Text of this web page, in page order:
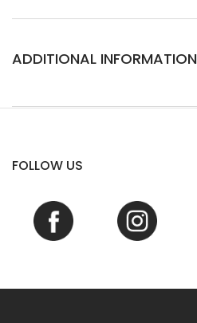
ADDITIONAL INFORMATION
FOLLOW US